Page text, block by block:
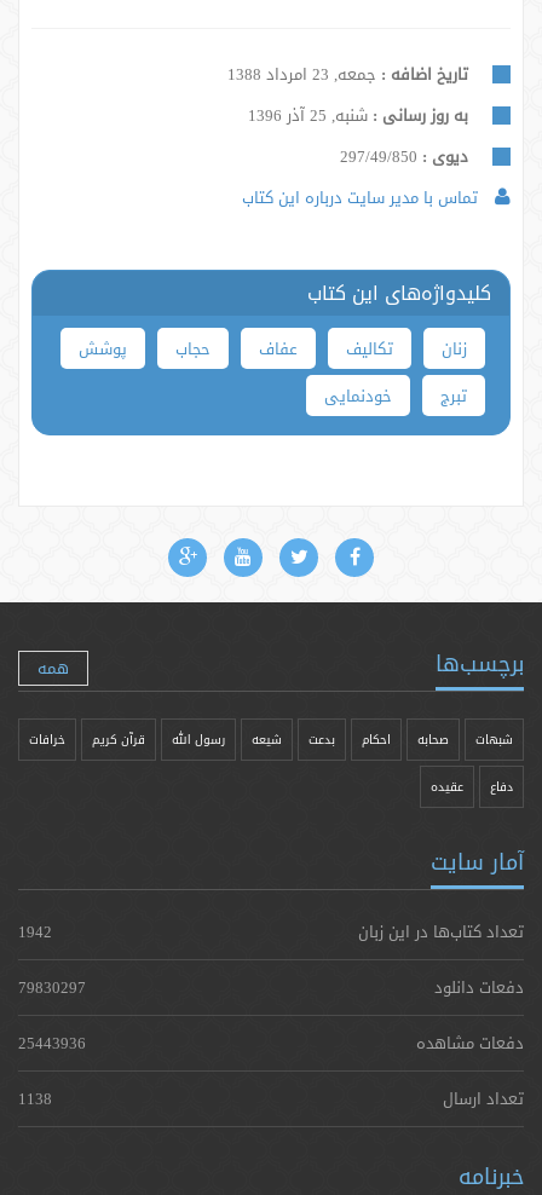
تاریخ اضافه : جمعه, 23 امرداد 1388
به روز رسانی : شنبه, 25 آذر 1396
دیوی : 297/49/850
تماس با مدیر سایت درباره این کتاب
کلیدواژه‌های این کتاب
زنان تکالیف عفاف حجاب
پوشش
تبرج
خودنمایی
برچسب‌ها همه
شبهات صحابه احکام بدعت شیعه رسول الله قرآن کریم خرافات
دفاع عقیده
آمار سایت
تعداد کتاب‌ها در این زبان
1942
دفعات دانلود
79830297
دفعات مشاهده
25443936
تعداد ارسال
1138
خبرنامه